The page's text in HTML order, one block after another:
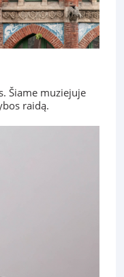
Šiame muziejuje
raidą.